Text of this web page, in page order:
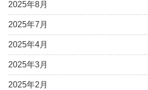
2025年8月
2025年7月
2025年4月
2025年3月
2025年2月